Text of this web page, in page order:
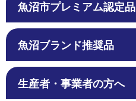
魚沼市プレミアム認定品
魚沼ブランド推奨品
生産者・事業者の方へ